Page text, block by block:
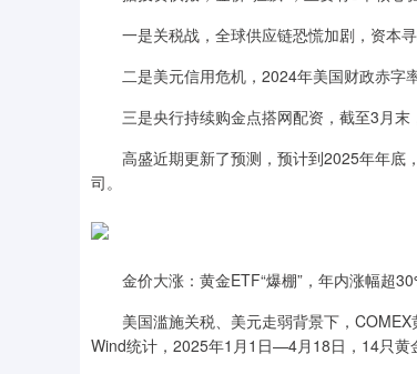
一是关税战，全球供应链恐慌加剧，资本寻
二是美元信用危机，2024年美国财政赤字率
三是央行持续购金点搭网配资，截至3月末
高盛近期更新了预测，预计到2025年年底
司。
金价大涨：黄金ETF“爆棚”，年内涨幅超
美国滥施关税、美元走弱背景下，COMEX
Wind统计，2025年1月1日—4月18日，14只黄